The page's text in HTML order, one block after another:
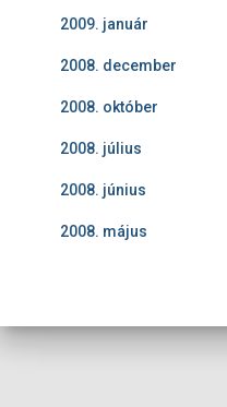
2009. január
2008. december
2008. október
2008. július
2008. június
2008. május